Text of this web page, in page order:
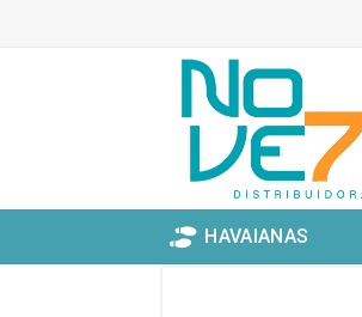
HAVAIANAS
INÍCIO HAVAIANAS